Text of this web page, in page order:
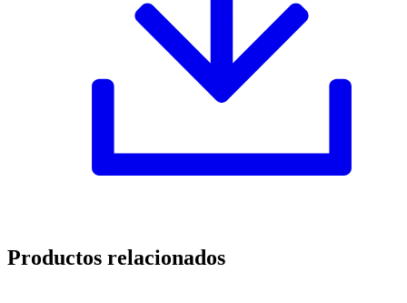
Productos relacionados